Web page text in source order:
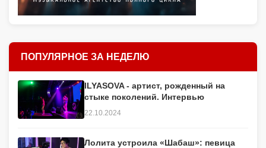
ПОПУЛЯРНОЕ ЗА НЕДЕЛЮ
ILYASOVA - артист, рожденный на
стыке поколений. Интервью
22.10.2024
Лолита устроила «Шабаш»: певица